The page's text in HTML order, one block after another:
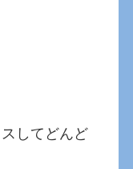
してどんど